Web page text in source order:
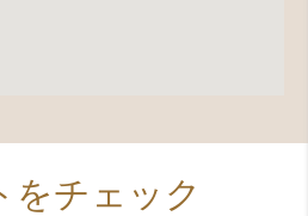
をチェック